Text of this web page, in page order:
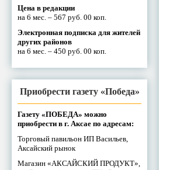
Цена в редакции
на 6 мес. – 567 руб. 00 коп.
Электронная подписка для жителей
других районов
на 6 мес. – 450 руб. 00 коп.
Приобрести газету «Победа»
Газету «ПОБЕДА» можно
приобрести в г. Аксае по адресам:
Торговый павильон ИП Васильев,
Аксайский рынок
Магазин «АКСАЙСКИЙ ПРОДУКТ»,